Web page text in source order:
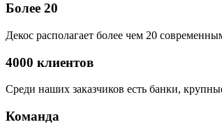
Более 20
Декос располагает более чем 20
4000 клиентов
Среди наших заказчиков есть банки,
Команда